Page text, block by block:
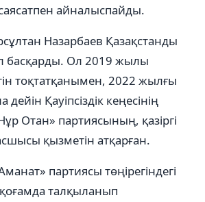
айналыспайды.
Назарбаев Қазақстанды
Ол 2019 жылы
тоқтатқанымен, 2022 жылғы
Қауіпсіздік кеңесінің
Отан» партиясының, қазіргі
қызметін атқарған.
партиясы төңірегіндегі
қоғамда талқыланып